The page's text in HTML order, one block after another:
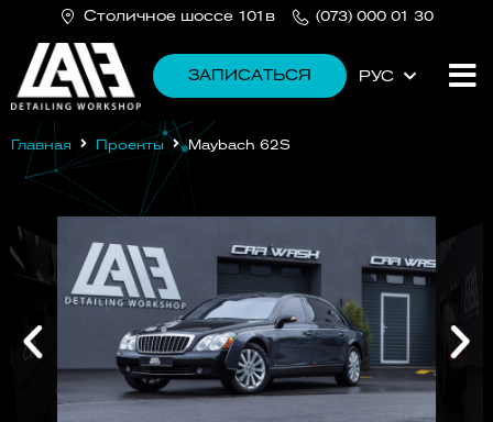
Cтоличное шоссе 101в (073) 000 01 30
ЗАПИСАТЬСЯ РУС
УКР
Главная Проекты Maybach 62S